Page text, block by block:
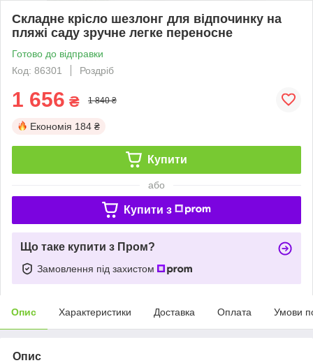
Складне крісло шезлонг для відпочинку на
пляжі саду зручне легке переносне
Готово до відправки
Код: 86301
Роздріб
1 656 ₴ 1 840 ₴
Економія 184 ₴
Купити
або
Купити з
Що таке купити з Пром?
Замовлення під захистом
Опис Характеристики Доставка Оплата Умови
Опис